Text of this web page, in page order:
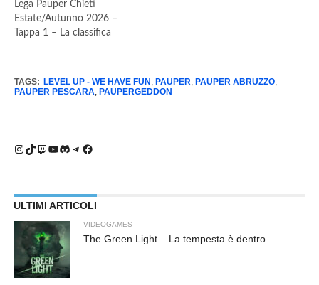
Lega Pauper Chieti
Estate/Autunno 2026 –
Tappa 1 – La classifica
TAGS: LEVEL UP - WE HAVE FUN , PAUPER, PAUPER ABRUZZO,
PAUPER PESCARA, PAUPERGEDDON
Instagram
TikTok
Twitch
YouTube
Discord
Telegram
Facebook
ULTIMI ARTICOLI
VIDEOGAMES
The Green Light – La tempesta è dentro